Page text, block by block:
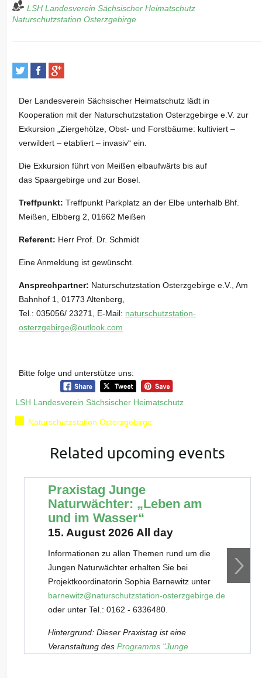
LSH Landesverein Sächsischer Heimatschutz
Naturschutzstation Osterzgebirge
Der Landesverein Sächsischer Heimatschutz lädt in
Kooperation mit der Naturschutzstation Osterzgebirge e.V. zur
Exkursion „Ziergehölze, Obst- und Forstbäume: kultiviert –
verwildert – etabliert – invasiv“ ein.
Die Exkursion führt von Meißen elbaufwärts bis auf
das Spaargebirge und zur Bosel.
Treffpunkt: Treffpunkt Parkplatz an der Elbe unterhalb Bhf.
Meißen, Elbberg 2, 01662 Meißen
Referent: Herr Prof. Dr. Schmidt
Eine Anmeldung ist gewünscht.
Ansprechpartner: Naturschutzstation Osterzgebirge e.V., Am
Bahnhof 1, 01773 Altenberg,
Tel.: 035056/ 23271, E-Mail: naturschutzstation-
osterzgebirge@outlook.com
Bitte folge und unterstütze uns:
LSH Landesverein Sächsischer Heimatschutz
Naturschutzstation Osterzgebirge
Related upcoming events
Praxistag Junge
Naturwächter: „Leben am
und im Wasser“
15. August 2026 All day
Informationen zu allen Themen rund um die
Jungen Naturwächter erhalten Sie bei
Projektkoordinatorin Sophia Barnewitz unter
barnewitz@naturschutzstation-osterzgebirge.de
oder unter Tel.: 0162 - 6336480.
Hintergrund: Dieser Praxistag ist eine
Veranstaltung desProgramms "Junge